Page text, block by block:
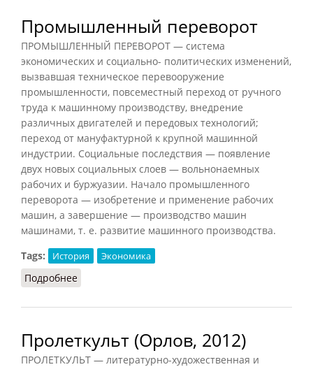
Промышленный переворот
ПРОМЫШЛЕННЫЙ ПЕРЕВОРОТ — система
экономических и социально- политических изменений,
вызвавшая техническое перевооружение
промышленности, повсеместный переход от ручного
труда к машинному производству, внедрение
различных двигателей и передовых технологий;
переход от мануфактурной к крупной машинной
индустрии. Социальные последствия — появление
двух новых социальных слоев — вольнонаемных
рабочих и буржуазии. Начало промышленного
переворота — изобретение и применение рабочих
машин, а завершение — производство машин
машинами, т. е. развитие машинного производства.
Tags:
История Экономика
Подробнее
Пролеткульт (Орлов, 2012)
ПРОЛЕТКУЛЬТ — литературно-художественная и